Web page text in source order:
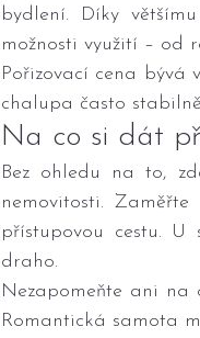
bydlení. Díky
možnosti využití – od
Pořizovací cena bývá
chalupa často
Na co si dát
Bez ohledu na to,
nemovitosti.
přístupovou cestu.
draho.
Nezapomeňte ani na
Romantická samota